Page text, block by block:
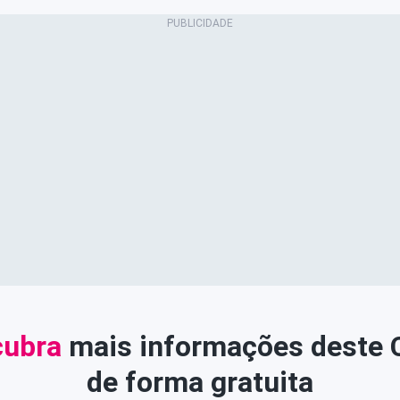
mais informações deste
de forma gratuita